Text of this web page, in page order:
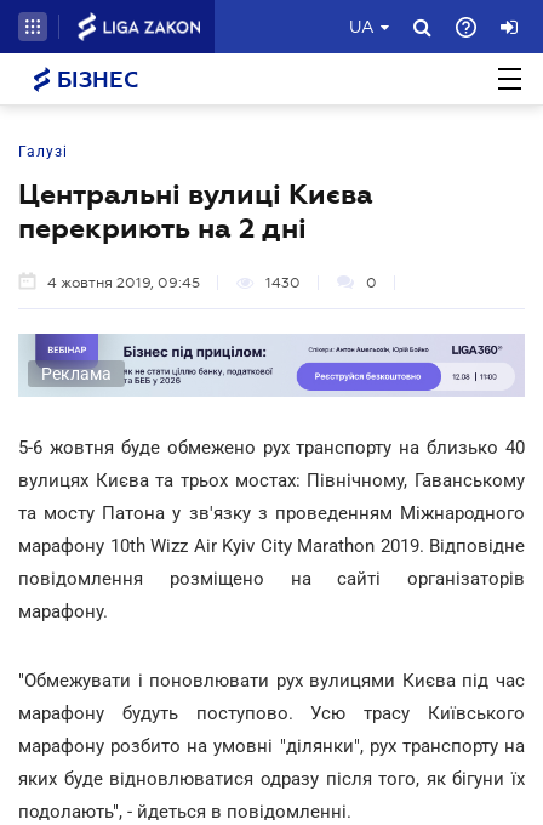
UA
БІЗНЕС
Галузі
Центральні вулиці Києва
перекриють на 2 дні
4 жовтня 2019, 09:45 1430 0
Реклама
5-6 жовтня буде обмежено рух транспорту на близько 40
вулицях Києва та трьох мостах: Північному, Гаванському
та мосту Патона у зв'язку з проведенням Міжнародного
марафону 10th Wizz Air Kyiv City Marathon 2019. Відповідне
повідомлення розміщено на сайті організаторів
марафону.
"Обмежувати і поновлювати рух вулицями Києва під час
марафону будуть поступово. Усю трасу Київського
марафону розбито на умовні "ділянки", рух транспорту на
яких буде відновлюватися одразу після того, як бігуни їх
подолають", - йдеться в повідомленні.